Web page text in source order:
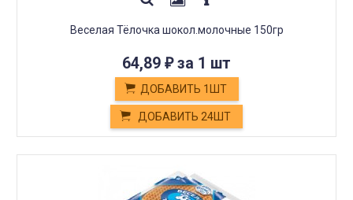
Веселая Тёлочка шокол.молочные 150гр
64,89 ₽за 1 шт
ДОБАВИТЬ 1ШТ
ДОБАВИТЬ 24ШТ